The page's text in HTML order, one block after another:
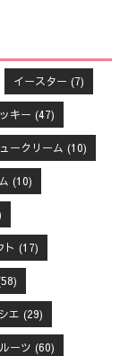
イースター (7)
キー (47)
ークリーム (10)
(10)
ト (17)
エ (29)
ーツ (60)